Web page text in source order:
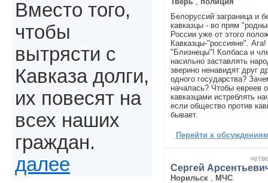
Белоруссий заграница и
кавказцы - во прям
России уже от этого
Кавказцы-"россияне".
"Близнецы"! Колбаса и
насильно заставлять
зверино ненавидят друг
одного государства?
началась? Чтобы евреев
кавказцами истреблять
если общество против
бывает.
Перейти к
Сергей
Норильск
МЧС
Вместо того,
чтобы
вытрясти с
Кавказа долги,
их повесят на
всех наших
граждан.
далее